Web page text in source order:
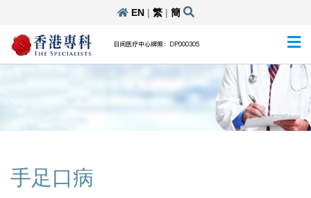
EN| 繁| 簡
日间医疗中心牌照：DP000305
手足口病